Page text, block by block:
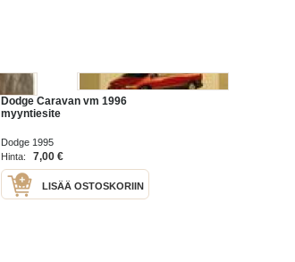
Dodge Caravan vm 1996
myyntiesite
Dodge 1995
Hinta:
7,00 €
LISÄÄ OSTOSKORIIN